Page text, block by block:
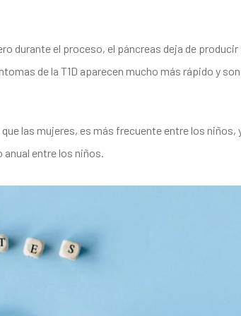
durante el proceso, el páncreas deja de producir
de la T1D aparecen mucho más rápido y son
las mujeres, es más frecuente entre los niños,
anual entre los niños.